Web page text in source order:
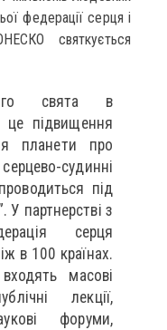
федерації серця і
святкується
свята в
це підвищення
планети про
судинні
під
У партнерстві з
серця
в 100 країнах.
масові
лекції,
форуми,